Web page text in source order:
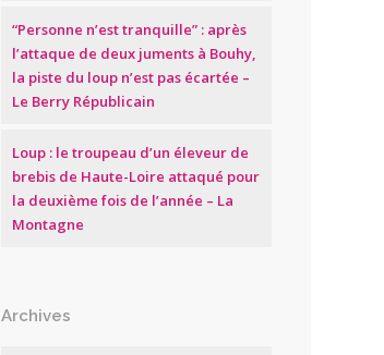
“Personne n’est tranquille” : après
l’attaque de deux juments à Bouhy,
la piste du loup n’est pas écartée –
Le Berry Républicain
Loup : le troupeau d’un éleveur de
brebis de Haute-Loire attaqué pour
la deuxième fois de l’année – La
Montagne
Archives